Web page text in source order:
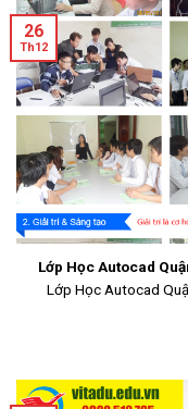
Lớp Học Autocad
Lớp Học Autocad
26
Th12